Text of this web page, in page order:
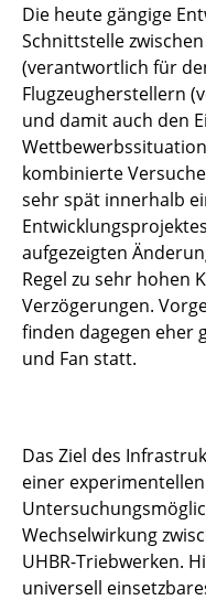
Die heute gängige
Schnittstelle
(verantwortlich für
Flugzeugherstellern
und damit auch den
kombinierte
sehr spät innerhalb
aufgezeigten
Regel zu sehr hohen
Verzögerungen.
finden dagegen eher
und Fan statt.
Das Ziel des
einer
Wechselwirkung
UHBR-Triebwerken.
universell